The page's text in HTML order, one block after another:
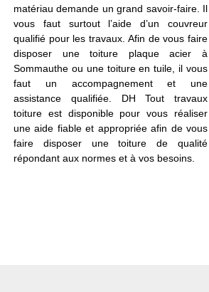
matériau demande un grand savoir-faire. Il
vous faut surtout l’aide d’un couvreur
qualifié pour les travaux. Afin de vous faire
disposer une toiture plaque acier à
Sommauthe ou une toiture en tuile, il vous
faut un accompagnement et une
assistance qualifiée. DH Tout travaux
toiture est disponible pour vous réaliser
une aide fiable et appropriée afin de vous
faire disposer une toiture de qualité
répondant aux normes et à vos besoins.